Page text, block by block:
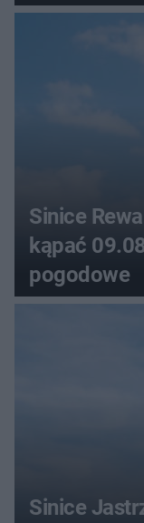
Sinice
kąpać
pogodowe
Sinice